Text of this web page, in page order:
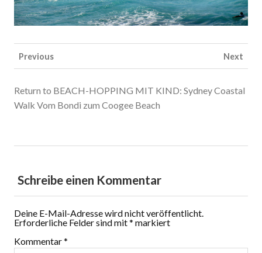
Previous Next
Return to BEACH-HOPPING MIT KIND: Sydney Coastal
Walk Vom Bondi zum Coogee Beach
Schreibe einen Kommentar
Deine E-Mail-Adresse wird nicht veröffentlicht.
Erforderliche Felder sind mit* markiert
Kommentar*